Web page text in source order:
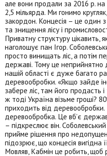
але вони продали за 2016 р. на
2,5 мільярда. Ми гонимо
закордон. Концесія – це один
та знищення лісу і
Приватну структуру цікавить,
наголошує пан Ігор.
просто винищать ліс, а потім
державі. Тому це неприйнятно
нашій області є дуже багато
деревообробки. «Якщо зайде
забере ліс, там його продасть
ж тоді Україна візьме гроші?
приходить від
деревообробка. Це вб’є
– підкреслює він.
прийме рішення про
підозрює, що концесія вигідна
Мовляв, Кабмін це робить, щоб